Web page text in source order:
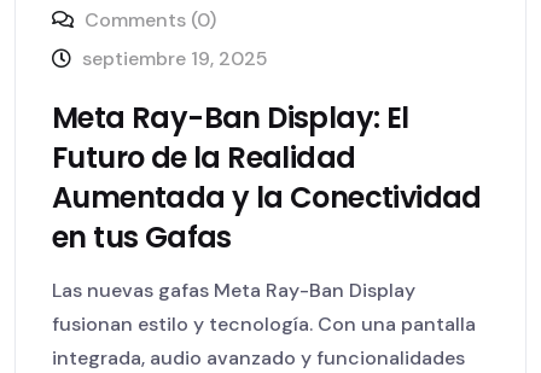
Comments (0)
septiembre 19, 2025
Meta Ray-Ban Display: El
Futuro de la Realidad
Aumentada y la Conectividad
en tus Gafas
Las nuevas gafas Meta Ray-Ban Display
fusionan estilo y tecnología. Con una pantalla
integrada, audio avanzado y funcionalidades